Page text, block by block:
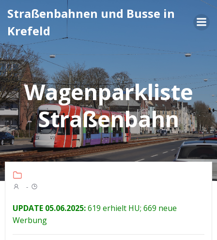
Inhalt
Straßenbahnen und Busse in
Krefeld
Wagenparkliste
Straßenbahn
-
UPDATE 05.06.2025:619 erhielt HU; 669 neue
Werbung